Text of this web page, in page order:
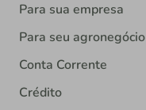
Para sua empresa
Para seu agronegócio
Conta Corrente
Crédito